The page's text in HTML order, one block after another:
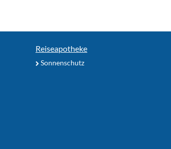
Reiseapotheke
Sonnenschutz